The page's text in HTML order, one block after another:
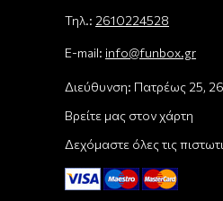
Τηλ.: 2610224528
E-mail: info@funbox.gr
Διεύθυνση: Πατρέως 25,
Βρείτε μας στον χάρτη
Δεχόμαστε όλες τις